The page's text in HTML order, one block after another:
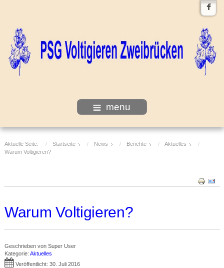
menu
Aktuelle Seite: Startseite News Berichte
Aktuelles
Warum Voltigieren?
Warum Voltigieren?
Geschrieben von Super User
Kategorie: Aktuelles
Veröffentlicht: 30. Juli 2016